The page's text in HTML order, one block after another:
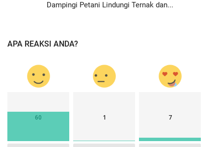
Dampingi Petani Lindungi Ternak dan...
APA REAKSI ANDA?
60 1 7